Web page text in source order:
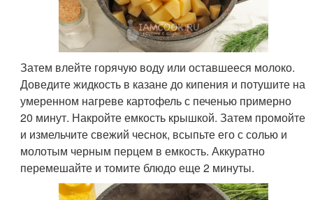
Затем влейте горячую воду или оставшееся молоко.
Доведите жидкость в казане до кипения и потушите на
умеренном нагреве картофель с печенью примерно
20 минут. Накройте емкость крышкой. Затем промойте
и измельчите свежий чеснок, всыпьте его с солью и
молотым черным перцем в емкость. Аккуратно
перемешайте и томите блюдо еще 2 минуты.